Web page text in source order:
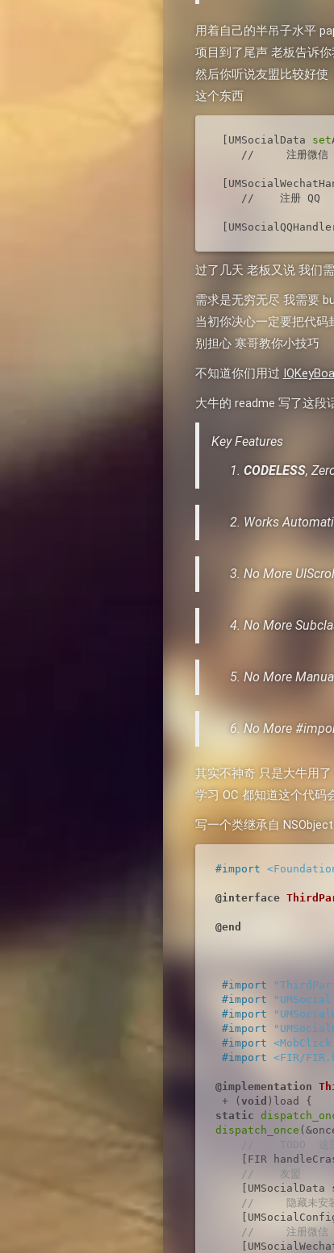
用着自己的半吊子水平
项目到了尾声 老板告诉
然后你听说友盟比较好使
这个东西
[UMSocialData set
    //     注册微信
    //    注册 QQ
过了几天 老板又说 我们
需求是无穷无尽 我需要
当初你决心一定要把代码
别担心 寒哥教你小技巧
不知道你们用过
大牛的 readme 写了这段
Key Features
CODELESS,
Works
No More
No More
No More
No More
其实不神奇 只是大牛用
学习 OC 都知道这个代码
写一个类继承自 NSObject
#import
@interface
@end
#import
#import
#import
#import
#import
#import <FIR/
@implementation
+ (void
static
dispatch_once
//    TODO  这
[FIR
//    友盟
[UMSocialData
//     隐藏未安装
//     注册微信